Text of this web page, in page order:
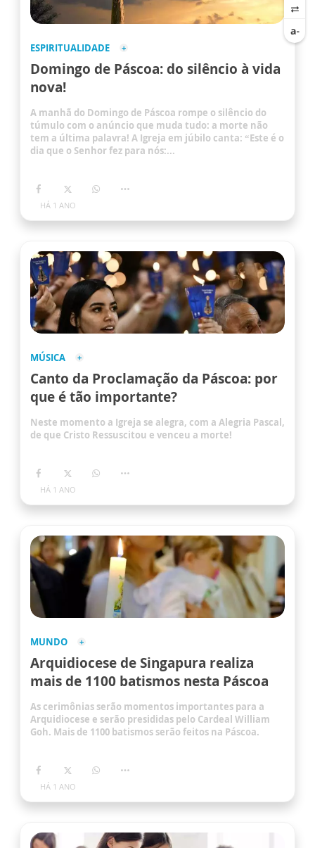
ESPIRITUALIDADE
Domingo de Páscoa: do silêncio à vida
nova!
A manhã do Domingo de Páscoa rompe o silêncio do
túmulo com o anúncio que muda tudo: a morte não
tem a última palavra! A Igreja em júbilo canta: “Este é o
dia que o Senhor fez para nós:...
HÁ 1 ANO
MÚSICA
Canto da Proclamação da Páscoa: por
que é tão importante?
Neste momento a Igreja se alegra, com a Alegria Pascal,
de que Cristo Ressuscitou e venceu a morte!
HÁ 1 ANO
MUNDO
Arquidiocese de Singapura realiza
mais de 1100 batismos nesta Páscoa
As cerimônias serão momentos importantes para a
Arquidiocese e serão presididas pelo Cardeal William
Goh. Mais de 1100 batismos serão feitos na Páscoa.
HÁ 1 ANO